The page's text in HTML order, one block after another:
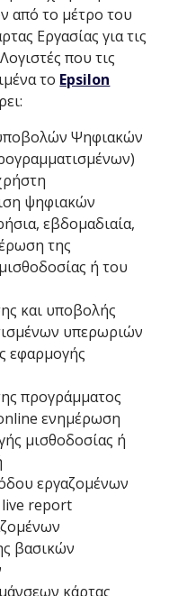
από το μέτρο του
Εργασίας για τις
που τις
το Epsilon
Ψηφιακών
ψηφιακών
εβδομαδιαία,
της
ή του
και υποβολής
υπερωριών
εφαρμογής
προγράμματος
ενημέρωση
μισθοδοσίας ή
εργαζομένων
report
βασικών
κάρτας